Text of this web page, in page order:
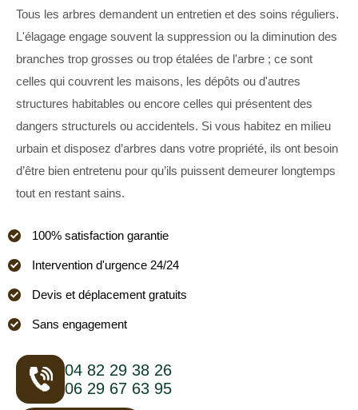
Tous les arbres demandent un entretien et des soins réguliers.
L'élagage engage souvent la suppression ou la diminution des
branches trop grosses ou trop étalées de l'arbre ; ce sont
celles qui couvrent les maisons, les dépôts ou d'autres
structures habitables ou encore celles qui présentent des
dangers structurels ou accidentels. Si vous habitez en milieu
urbain et disposez d’arbres dans votre propriété, ils ont besoin
d’être bien entretenu pour qu’ils puissent demeurer longtemps
tout en restant sains.
100% satisfaction garantie
Intervention d'urgence 24/24
Devis et déplacement gratuits
Sans engagement
04 82 29 38 26
06 29 67 63 95